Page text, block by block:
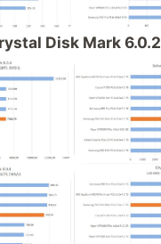
Disk Mark 6.0.2